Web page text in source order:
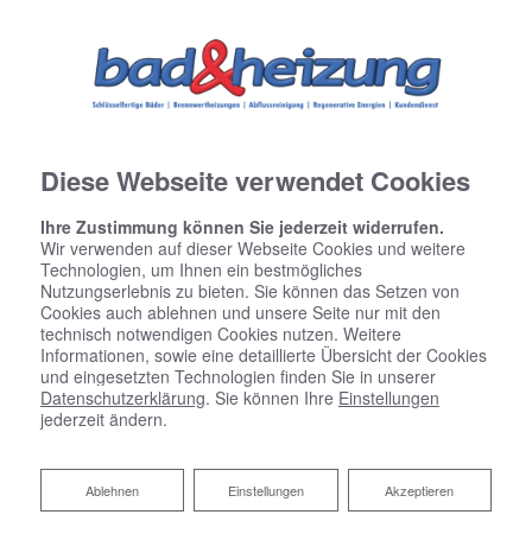
Heizungscheck
Diese Webseite verwendet Cookies
Ihre Zustimmung können Sie jederzeit widerrufen.
Wir verwenden auf dieser Webseite Cookies und weitere
Technologien, um Ihnen ein bestmögliches
Nutzungserlebnis zu bieten. Sie können das Setzen von
Cookies auch ablehnen und unsere Seite nur mit den
technisch notwendigen Cookies nutzen. Weitere
Informationen, sowie eine detaillierte Übersicht der Cookies
und eingesetzten Technologien finden Sie in unserer
Datenschutzerklärung. Sie können Ihre Einstellungen
jederzeit ändern.
Akzeptieren
Einstellungen
Ablehnen
Ablehnen